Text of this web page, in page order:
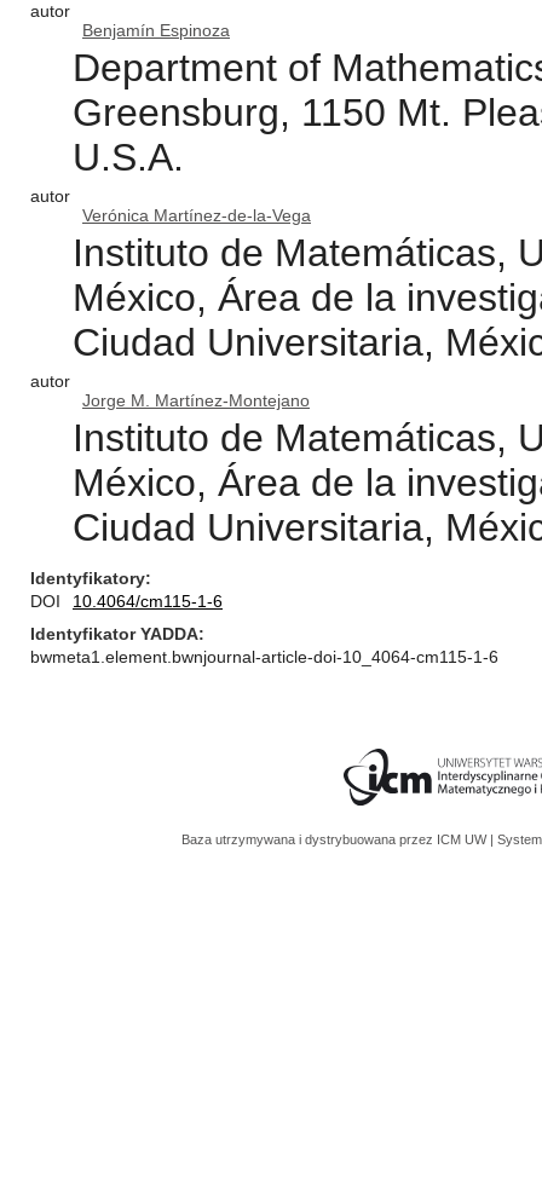
autor
Benjamín Espinoza
Department of
Greensburg, 1150 Mt.
U.S.A.
autor
Verónica Martínez-de-la-Vega
Instituto de Matemáticas,
México, Área de la
Ciudad Universitaria,
autor
Jorge M. Martínez-Montejano
Instituto de Matemáticas,
México, Área de la
Ciudad Universitaria,
Identyfikatory
DOI
10.4064/cm115-1-6
Identyfikator YADDA
bwmeta1.element.bwnjournal-article-doi-10_4064-cm115-1-6
Baza utrzymywana i dystrybuowana przez ICM UW |